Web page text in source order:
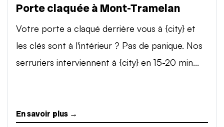
Porte claquée à Mont-Tramelan
Votre porte a claqué derrière vous à {city} et
les clés sont à l'intérieur ? Pas de panique. Nos
serruriers interviennent à {city} en 15-20 min...
En savoir plus →